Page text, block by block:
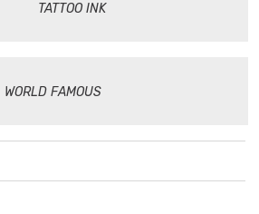
TATTOO INK
WORLD FAMOUS